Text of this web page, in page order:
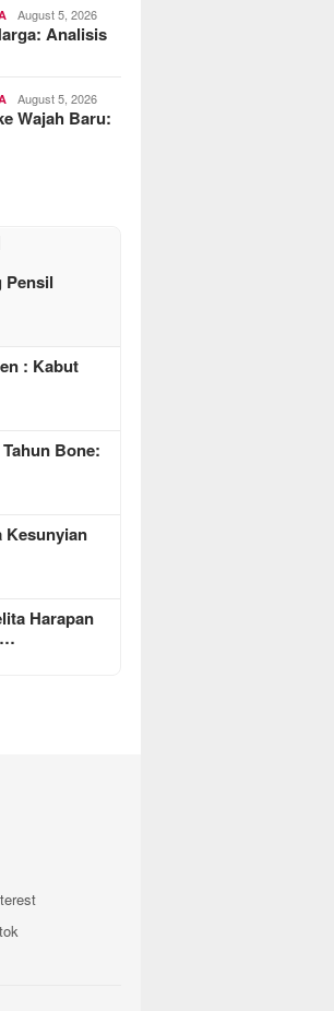
August 5, 2026
Analisis
August 5, 2026
Wajah Baru:
Pensil
: Kabut
Bone:
Kesunyian
Harapan